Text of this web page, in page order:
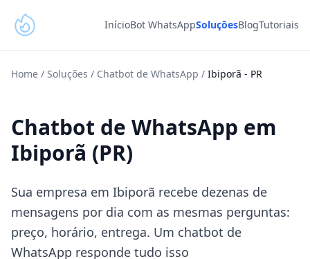
InícioBot WhatsAppSoluçõesBlogTutoriais
Home / Soluções / Chatbot de WhatsApp / Ibiporã - PR
Chatbot de WhatsApp em
Ibiporã (PR)
Sua empresa em Ibiporã recebe dezenas de
mensagens por dia com as mesmas perguntas:
preço, horário, entrega. Um chatbot de
WhatsApp responde tudo isso